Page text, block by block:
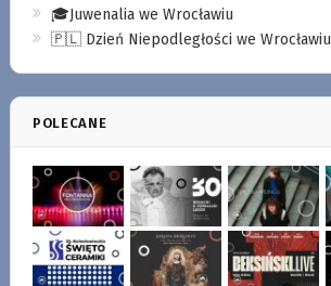
🎓Juwenalia we Wrocławiu
🇵🇱 Dzień Niepodległości we Wrocławiu
POLECANE